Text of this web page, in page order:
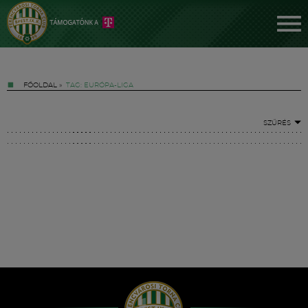
FŐOLDAL » TAG: EURÓPA-LIGA
SZŰRÉS
Hírek